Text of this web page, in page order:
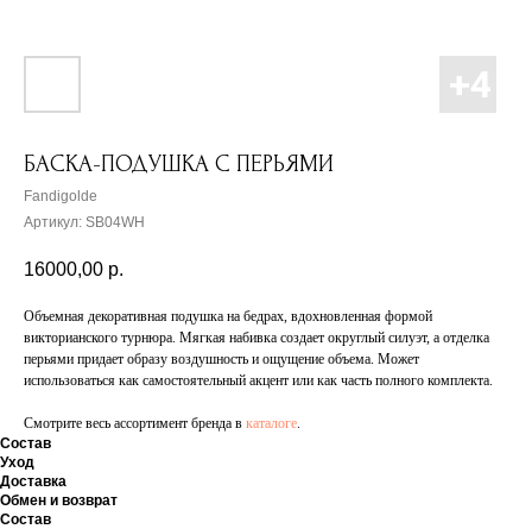
БАСКА-ПОДУШКА С ПЕРЬЯМИ
Fandigolde
Артикул: SB04WH
16000,00 р.
Объемная декоративная подушка на бедрах, вдохновленная формой
викторианского турнюра. Мягкая набивка создает округлый силуэт, а отделка
перьями придает образу воздушность и ощущение объема. Может
использоваться как самостоятельный акцент или как часть полного комплекта.
Смотрите весь ассортимент бренда в каталоге
Состав
Уход
Доставка
Обмен и возврат
Состав